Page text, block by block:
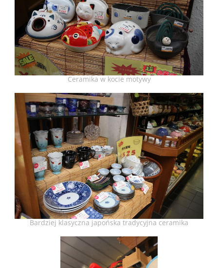
Ceramika w kocie motywy
Bardziej klasyczna japońska tradycyjna ceramika